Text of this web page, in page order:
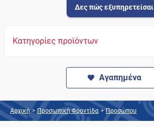
Δες πώς εξυπηρετείσαι
Κατηγορίες προϊόντων
Αγαπημένα
Αρχική > Προσωπική Φροντίδα > Προσώπου